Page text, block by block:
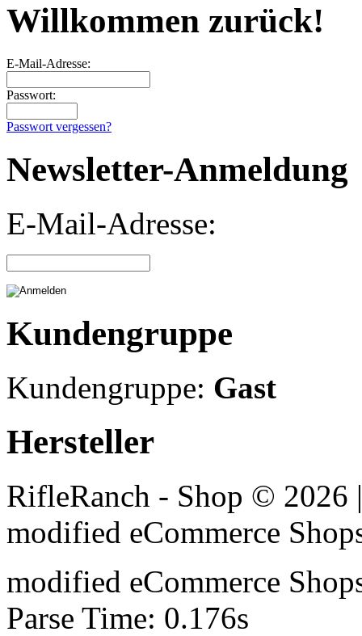
Willkommen zurück!
E-Mail-Adresse:
Passwort:
Passwort vergessen?
Newsletter-Anmeldung
E-Mail-Adresse:
Kundengruppe
Kundengruppe: Gast
Hersteller
RifleRanch - Shop © 2026
modified eCommerce
modified eCommerce
Parse Time: 0.176s